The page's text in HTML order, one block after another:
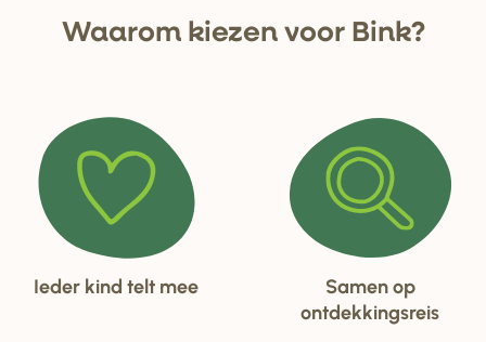
Waarom kiezen voorBink?
Ieder kind telt mee
Samen op
ontdekkingsreis